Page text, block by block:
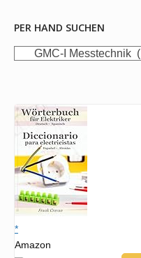
PER HAND SUCHEN
*
Amazon